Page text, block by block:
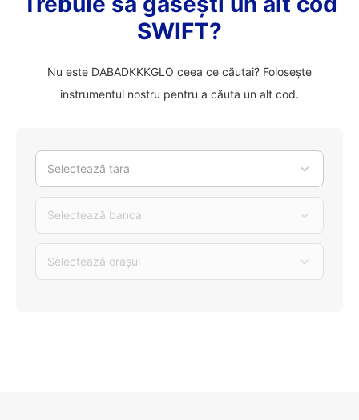
SWIFT?
Nu este DABADKKKGLO ceea ce căutai? Folosește
instrumentul nostru pentru a căuta un alt cod.
Selectează tara
Selectează banca
Selectează orașul